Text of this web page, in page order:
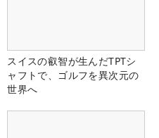
スイスの叡智が生んだTPTシ
ャフトで、ゴルフを異次元の
世界へ